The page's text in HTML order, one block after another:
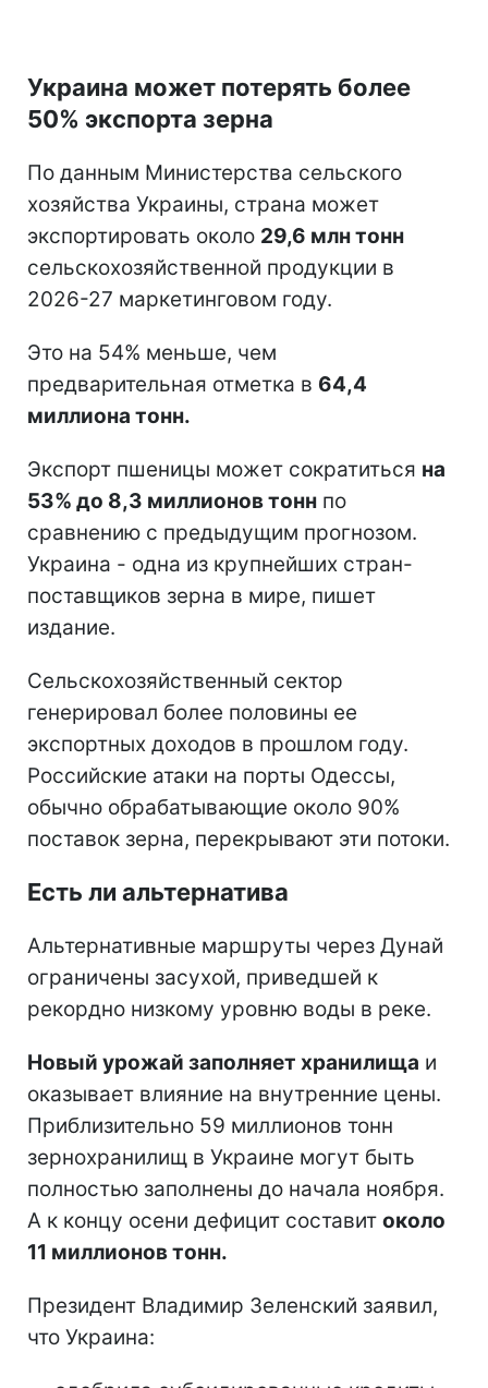
Украина может потерять более
50% экспорта зерна
По данным Министерства сельского
хозяйства Украины, страна может
экспортировать около 29,6 млн тонн
сельскохозяйственной продукции в
2026-27 маркетинговом году.
Это на 54% меньше, чем
предварительная отметка в 64,4
миллиона тонн.
Экспорт пшеницы может сократиться на
53% до 8,3 миллионов тонн по
сравнению с предыдущим прогнозом.
Украина - одна из крупнейших стран-
поставщиков зерна в мире, пишет
издание.
Сельскохозяйственный сектор
генерировал более половины ее
экспортных доходов в прошлом году.
Российские атаки на порты Одессы,
обычно обрабатывающие около 90%
поставок зерна, перекрывают эти потоки.
Есть ли альтернатива
Альтернативные маршруты через Дунай
ограничены засухой, приведшей к
рекордно низкому уровню воды в реке.
Новый урожай заполняет хранилища и
оказывает влияние на внутренние цены.
Приблизительно 59 миллионов тонн
зернохранилищ в Украине могут быть
полностью заполнены до начала ноября.
А к концу осени дефицит составит около
11 миллионов тонн.
Президент Владимир Зеленский заявил,
что Украина: